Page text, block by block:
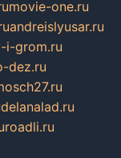
movie-one.ru
andreislyusar.ru
i-grom.ru
dez.ru
delanalad.ru
roadli.ru